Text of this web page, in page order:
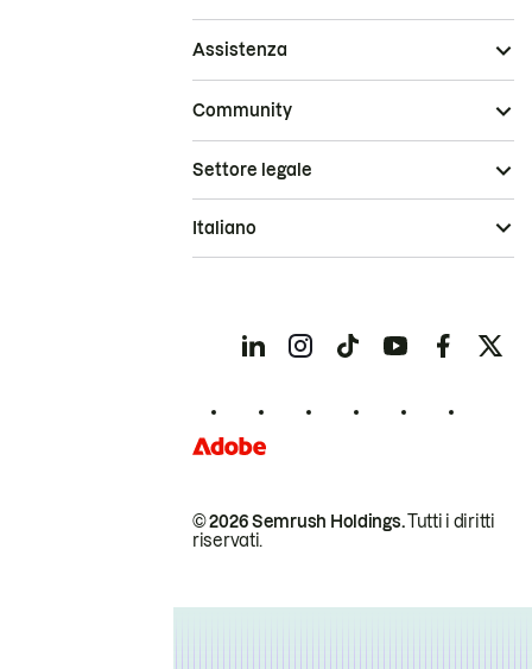
Assistenza
Community
© 2026 Semrush Holdings.Tutti i diritti
riservati.
Settore legale
Italiano